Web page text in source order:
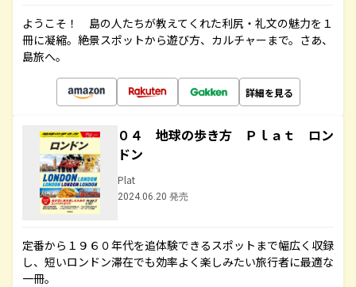
ようこそ！ 島の人たちが教えてくれた利尻・礼文の魅力を１
冊に凝縮。絶景スポットから遊び方、カルチャーまで。さあ、
島旅へ。
詳細を見る
０４ 地球の歩き方 Ｐｌａｔ ロン
ドン
Plat
2024.06.20 発売
定番から１９６０年代を追体験できるスポットまで幅広く収録
し、短いロンドン滞在でも効率よく楽しみたい旅行者に最適な
一冊。